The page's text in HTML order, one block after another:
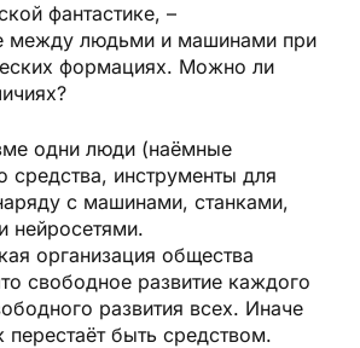
фантастике, –
между людьми и машинами при
формациях. Можно ли
одни люди (наёмные
средства, инструменты для
с машинами, станками,
нейросетями.
организация общества
свободное развитие каждого
развития всех. Иначе
перестаёт быть средством.